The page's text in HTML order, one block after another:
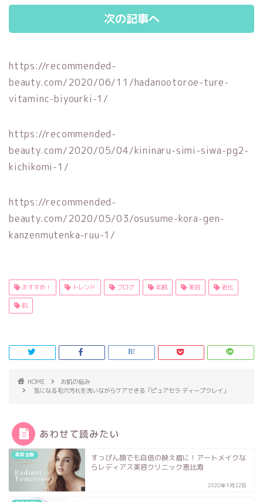
次の記事へ
https://recommended-
beauty.com/2020/06/11/hadanootoroe-ture-
vitaminc-biyourki-1/
https://recommended-
beauty.com/2020/05/04/kininaru-simi-siwa-pg2-
kichikomi-1/
https://recommended-
beauty.com/2020/05/03/osusume-kora-gen-
kanzenmutenka-ruu-1/
おすすめ！ トレンド ブログ 年齢 美容 老化
肌
HOME
お肌の悩み
気になる毛穴汚れを洗いながらケアできる「ピュアセラ ディープクレイ」
あわせて読みたい
美容全般
すっぴん顔でも自信の映え眉に！アートメイクな
らレディアス美容クリニック恵比寿
2020年9月22日